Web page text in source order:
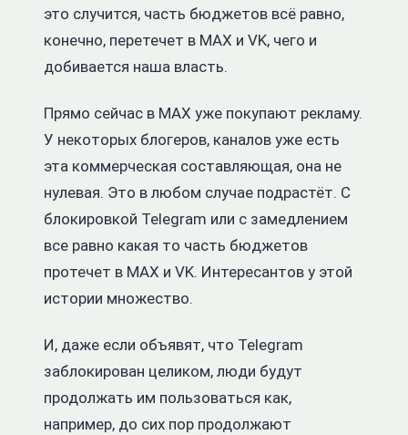
это случится, часть бюджетов всё равно,
конечно, перетечет в MAX и VK, чего и
добивается наша власть.
Прямо сейчас в MAX уже покупают рекламу.
У некоторых блогеров, каналов уже есть
эта коммерческая составляющая, она не
нулевая. Это в любом случае подрастёт. С
блокировкой Telegram или с замедлением
все равно какая то часть бюджетов
протечет в MAX и VK. Интересантов у этой
истории множество.
И, даже если объявят, что Telegram
заблокирован целиком, люди будут
продолжать им пользоваться как,
например, до сих пор продолжают